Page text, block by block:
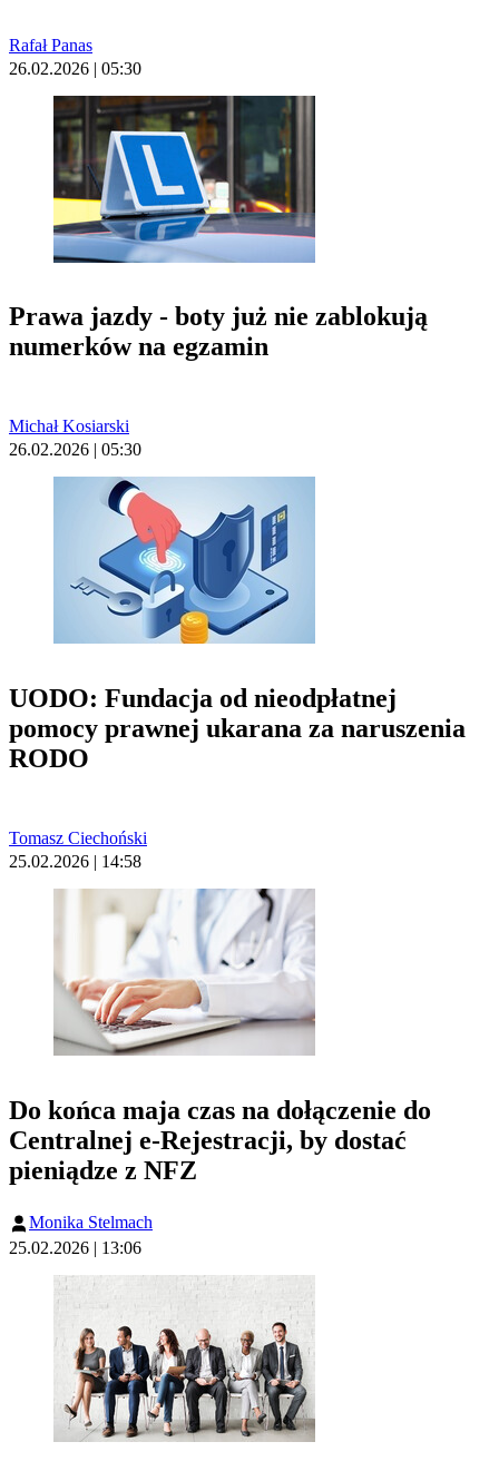
Rafał Panas
26.02.2026 | 05:30
Prawa jazdy - boty już nie zablokują
numerków na egzamin
Michał Kosiarski
26.02.2026 | 05:30
UODO: Fundacja od nieodpłatnej
pomocy prawnej ukarana za naruszenia
RODO
Tomasz Ciechoński
25.02.2026 | 14:58
Do końca maja czas na dołączenie do
Centralnej e-Rejestracji, by dostać
pieniądze z NFZ
Monika Stelmach
25.02.2026 | 13:06